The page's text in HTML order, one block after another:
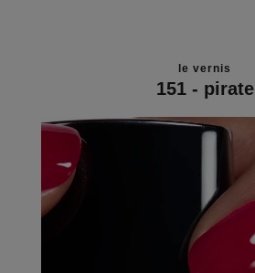
le vernis
151 - pirate